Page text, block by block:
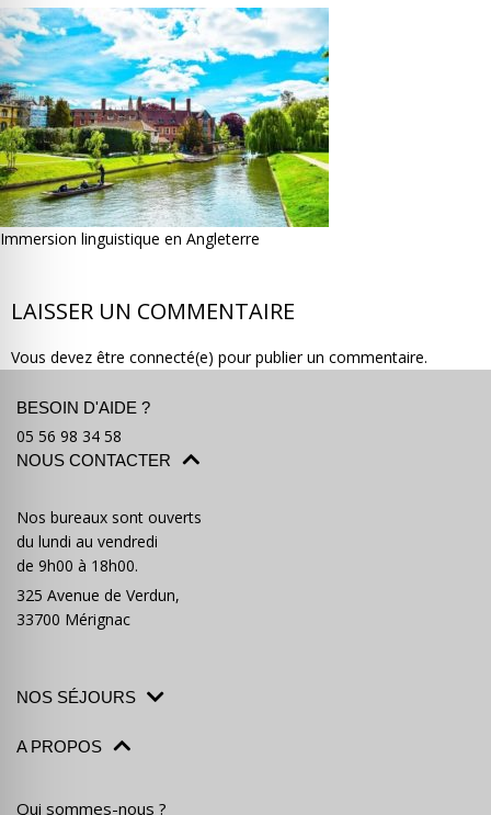
Immersion linguistique en Angleterre
LAISSER UN COMMENTAIRE
Vous devez être connecté(e) pour publier un commentaire.
BESOIN D'AIDE ?
05 56 98 34 58
NOUS CONTACTER
Nos bureaux sont ouverts
du lundi au vendredi
de 9h00 à 18h00.
325 Avenue de Verdun,
33700 Mérignac
NOS SÉJOURS
A PROPOS
Qui sommes-nous ?